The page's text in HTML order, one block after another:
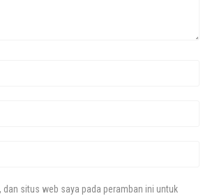
dan situs web saya pada peramban ini untuk